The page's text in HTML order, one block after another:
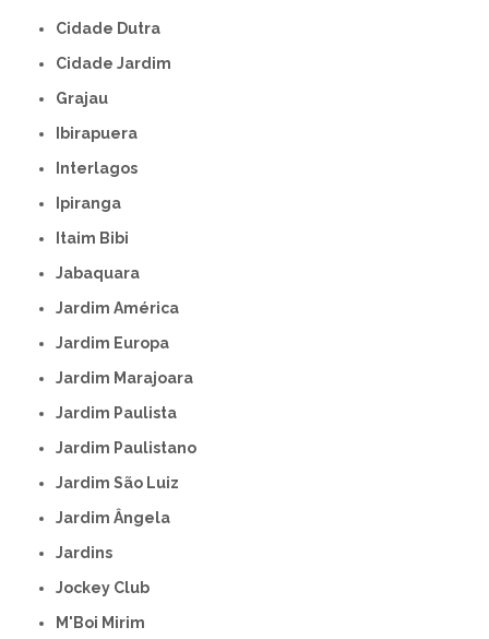
Cidade Dutra
Cidade Jardim
Grajau
Ibirapuera
Interlagos
Ipiranga
Itaim Bibi
Jabaquara
Jardim América
Jardim Europa
Jardim Marajoara
Jardim Paulista
Jardim Paulistano
Jardim São Luiz
Jardim Ângela
Jardins
Jockey Club
M'Boi Mirim